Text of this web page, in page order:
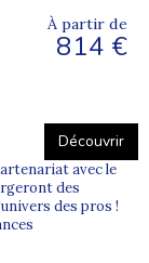
À partir de
814 €
Découvrir
avec le
des
des pros !